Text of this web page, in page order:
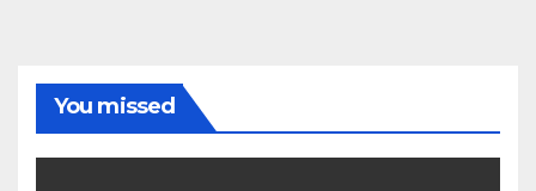
You missed